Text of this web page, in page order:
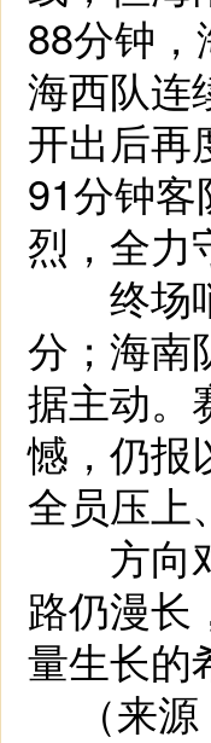
88分钟
海西队连
开出后再
91分钟客
烈，全力
终场哨
分；海南
据主动。
憾，仍报
全员压上
方向对
路仍漫长
量生长的
（来源